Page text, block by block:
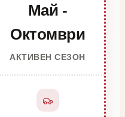
Май -
Октомври
АКТИВЕН СЕЗОН